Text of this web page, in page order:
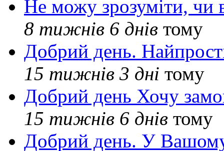
Не можу зрозуміти, чи
8 тижнів 6 днів тому
Добрий день.
15 тижнів 3 дні тому
Добрий день Хочу
15 тижнів 6 днів тому
Добрий день. У Вашому